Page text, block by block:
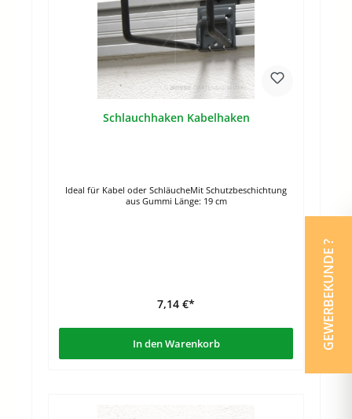
Schlauchhaken Kabelhaken
Ideal für Kabel oder SchläucheMit Schutzbeschichtung
aus Gummi Länge: 19 cm
7,14 €*
In den Warenkorb GEWERBEKUNDE ?